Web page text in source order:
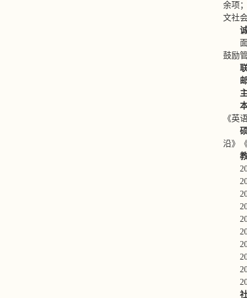
余项
文社
鼓励
《英
沿》